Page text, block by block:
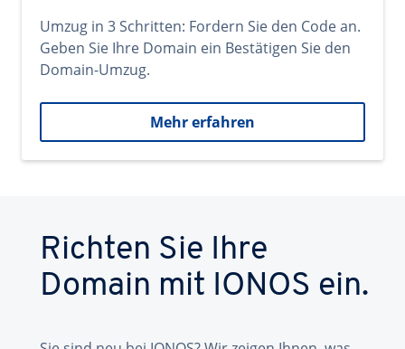
Umzug in 3 Schritten: Fordern Sie den Code an.
Geben Sie Ihre Domain ein Bestätigen Sie den
Domain-Umzug.
Mehr erfahren
Richten Sie Ihre
Domain mit IONOS ein.